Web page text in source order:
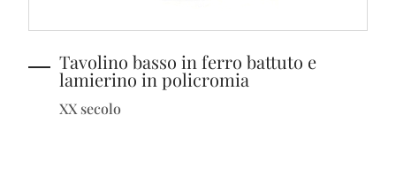
Tavolino basso in ferro battuto e
lamierino in policromia
XX secolo